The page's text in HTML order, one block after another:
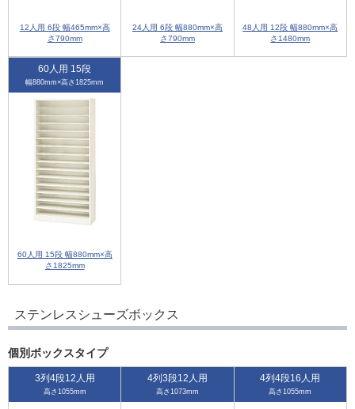
12人用 6段 幅465mm×高
さ790mm
24人用 6段 幅880mm×高
さ790mm
48人用 12段 幅880mm×高
さ1480mm
60人用 15段
幅880mm×高さ1825mm
60人用 15段 幅880mm×高
さ1825mm
ステンレスシューズボックス
個別ボックスタイプ
3列4段12人用
高さ1055mm
4列3段12人用
高さ1073mm
4列4段16人用
高さ1055mm